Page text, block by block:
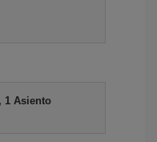
1 Asiento